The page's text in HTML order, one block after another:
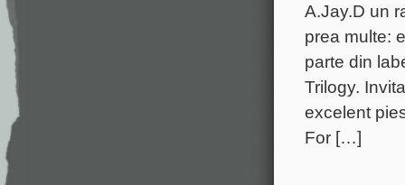
A.Jay.D un
prea multe:
parte din
Trilogy.
excelent
For […]